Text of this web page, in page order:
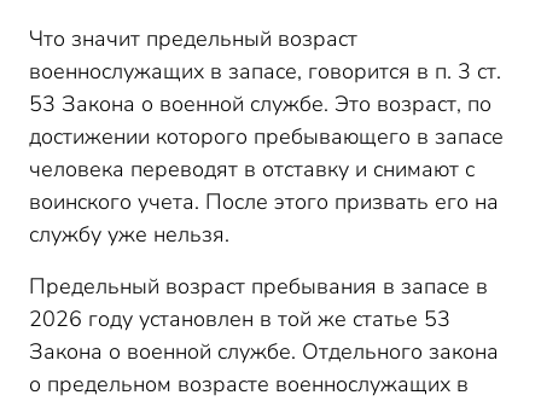
Что значит предельный возраст
военнослужащих в запасе, говорится в п. 3 ст.
53 Закона о военной службе. Это возраст, по
достижении которого пребывающего в запасе
человека переводят в отставку и снимают с
воинского учета. После этого призвать его на
службу уже нельзя.
Предельный возраст пребывания в запасе в
2026 году установлен в той же статье 53
Закона о военной службе. Отдельного закона
о предельном возрасте военнослужащих в